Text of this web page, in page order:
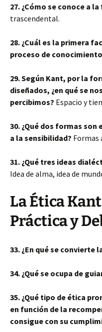
27. ¿Cómo se conoce a
trascendental.
28. ¿Cuál es la primera
proceso de
29. Según Kant, por la
diseñados, ¿en qué se
percibimos? Espacio y
30. ¿Qué dos formas
a la sensibilidad? Formas
31. ¿Qué tres ideas
Idea de alma, idea de
La Ética
Práctica y
33. ¿En qué se convierte
34. ¿Qué se ocupa de
35. ¿Qué tipo de ética
en función de la
consigue con su